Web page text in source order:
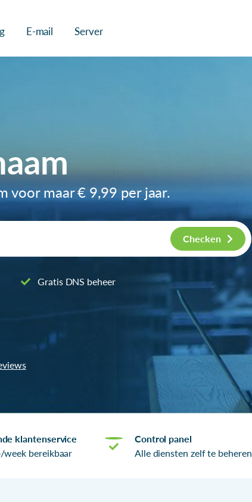
E-mail Server
voor maar€ 9,99 per jaar.
Checken
Gratis DNS beheer
klantenservice
week bereikbaar
Control panel
Alle diensten zelf te beheren